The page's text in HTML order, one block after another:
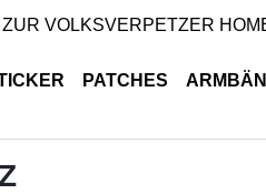
ZUR VOLKSVERPETZER
PATCHES